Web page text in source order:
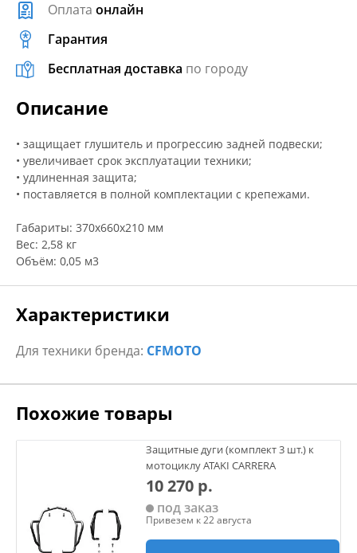
Оплата онлайн
Гарантия
Бесплатная доставка по городу
Описание
• защищает глушитель и прогрессию задней подвески;
• увеличивает срок эксплуатации техники;
• удлиненная защита;
• поставляется в полной комплектации с крепежами.
Габариты: 370х660х210 мм
Вес: 2,58 кг
Объём: 0,05 м3
Характеристики
Для техники бренда: CFMOTO
Похожие товары
Защитные дуги (комплект 3 шт.) к
мотоциклу ATAKI CARRERA
10 270 р.
под заказ
Привезем к 22 августа